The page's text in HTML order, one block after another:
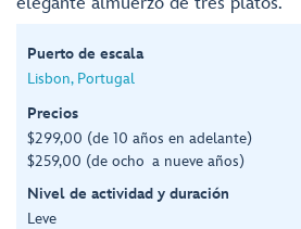
Puerto de escala
Lisbon, Portugal
Precios
$299,00 (de 10 años en adelante)
$259,00 (de ocho a nueve años)
Nivel de actividad y duración
Leve